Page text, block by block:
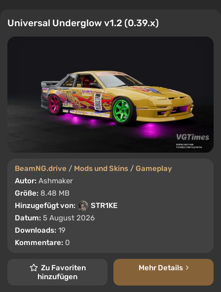
Universal Underglow v1.2 (0.39.x)
BeamNG.drive / Mods und Skins / Gameplay
Autor: Ashmaker
Größe: 8.48 MB
Hinzugefügt von:
STR1KE
Datum: 5 August 2026
Downloads: 19
Kommentare: 0
Zu Favoriten
hinzufügen
Mehr Details